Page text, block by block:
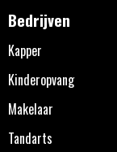
Bedrijven
Kapper
Kinderopvang
Makelaar
Tandarts